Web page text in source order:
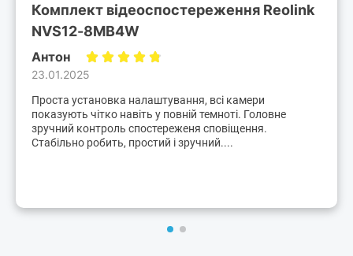
Комплект відеоспостереження Reolink
NVS12-8MB4W
Антон
23.01.2025
Проста установка налаштування, всі камери
показують чітко навіть у повній темноті. Головне
зручний контроль спостереженя сповіщення.
Стабільно робить, простий і зручний....